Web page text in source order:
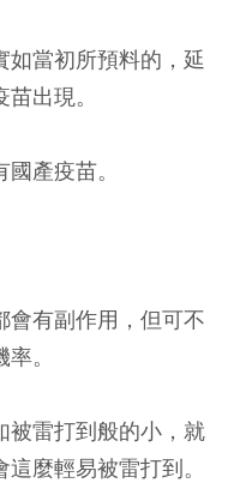
如當初所預料的，延
出現。
產疫苗。
會有副作用，但可不
。
被雷打到般的小，就
麼輕易被雷打到。